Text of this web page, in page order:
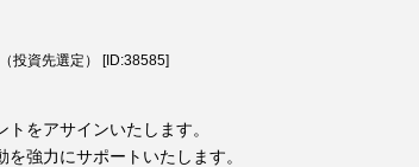
投資先選定） [ID:38585]
をアサインいたします。
強力にサポートいたします。